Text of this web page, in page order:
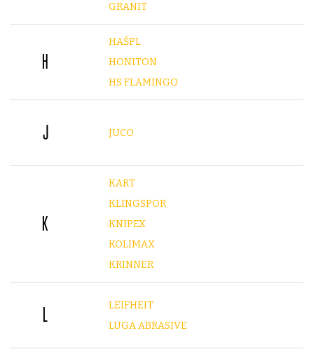
GRANIT
H
HAŠPL
HONITON
HS FLAMINGO
J JUCO
K
KART
KLINGSPOR
KNIPEX
KOLIMAX
KRINNER
L
LEIFHEIT
LUGA ABRASIVE